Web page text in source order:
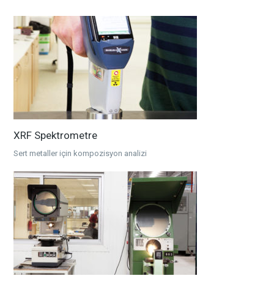
XRF Spektrometre
Sert metaller için kompozisyon analizi